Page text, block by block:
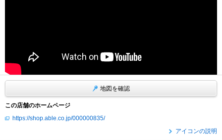
地図を確認
この店舗のホームページ
https://shop.able.co.jp/000000835/
アイコンの説明